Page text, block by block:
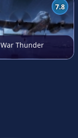
7.8
War Thunder